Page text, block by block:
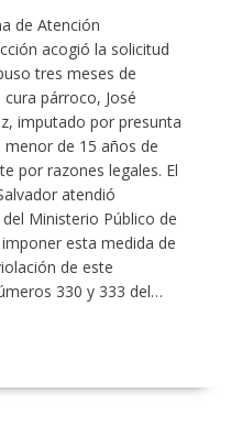
de Atención
acogió la solicitud
tres meses de
párroco, José
imputado por presunta
de 15 años de
por razones legales. El
atendió
Ministerio Público de
esta medida de
de este
330 y 333 del…